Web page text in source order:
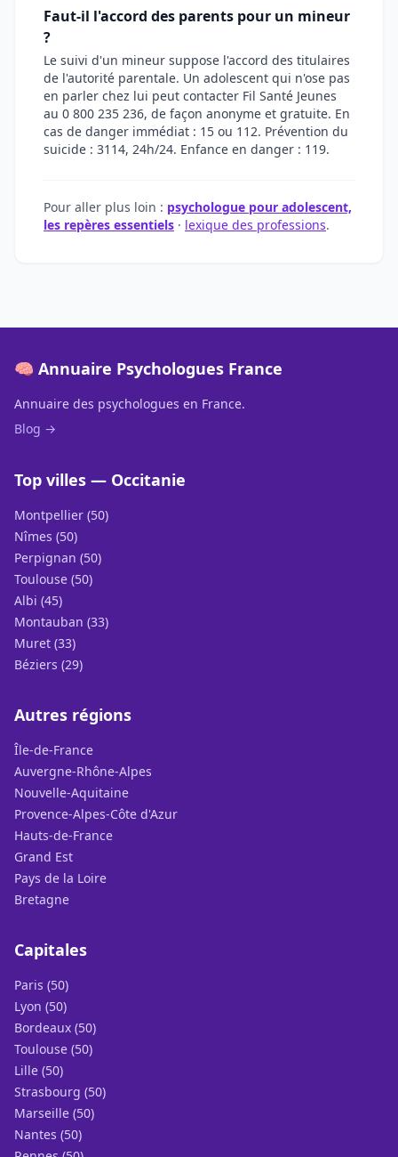
Faut-il l'accord des parents pour un mineur
?
Le suivi d'un mineur suppose l'accord des titulaires
de l'autorité parentale. Un adolescent qui n'ose pas
en parler chez lui peut contacter Fil Santé Jeunes
au 0 800 235 236, de façon anonyme et gratuite. En
cas de danger immédiat : 15 ou 112. Prévention du
suicide : 3114, 24h/24. Enfance en danger : 119.
Pour aller plus loin : psychologue pour adolescent,
les repères essentiels · lexique des professions.
🧠 Annuaire Psychologues France
Annuaire des psychologues en France.
Blog →
Top villes — Occitanie
Montpellier (50)
Nîmes (50)
Perpignan (50)
Toulouse (50)
Albi (45)
Montauban (33)
Muret (33)
Béziers (29)
Autres régions
Île-de-France
Auvergne-Rhône-Alpes
Nouvelle-Aquitaine
Provence-Alpes-Côte d'Azur
Hauts-de-France
Grand Est
Pays de la Loire
Bretagne
Capitales
Paris (50)
Lyon (50)
Bordeaux (50)
Toulouse (50)
Lille (50)
Strasbourg (50)
Marseille (50)
Nantes (50)